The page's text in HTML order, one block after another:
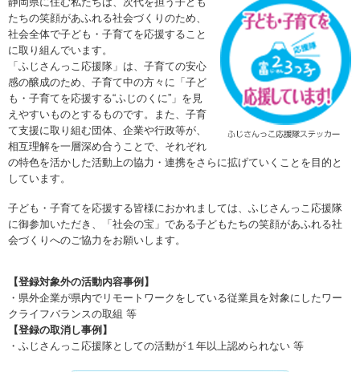
たちの笑顔があふれる社会づくりのため、
社会全体で子ども・子育てを応援すること
に取り組んでいます。
「ふじさんっこ応援隊」は、子育ての安心
感の醸成のため、子育て中の方々に「子ど
も・子育てを応援する“ふじのくに”」を見
えやすいものとするものです。また、子育
て支援に取り組む団体、企業や行政等が、
相互理解を一層深め合うことで、それぞれ
の特色を活かした活動上の協力・連携をさらに拡げていくことを目的と
しています。
子ども・子育てを応援する皆様におかれましては、ふじさんっこ応援隊
に御参加いただき、「社会の宝」である子どもたちの笑顔があふれる社
会づくりへのご協力をお願いします。
【登録対象外の活動内容事例】
・県外企業が県内でリモートワークをしている従業員を対象にしたワー
クライフバランスの取組 等
【登録の取消し事例】
・ふじさんっこ応援隊としての活動が１年以上認められない 等